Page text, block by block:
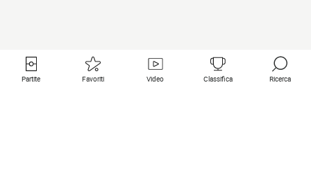
Partite Favoriti Video Classifica Ricerca